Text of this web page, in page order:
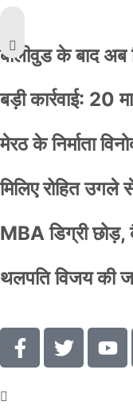
बॉलीवुड के बाद अब
बड़ी कार्रवाई: 20
मेरठ के निर्माता
मिलिए रोहित
MBA डिग्री छोड़,
थलपति विजय की